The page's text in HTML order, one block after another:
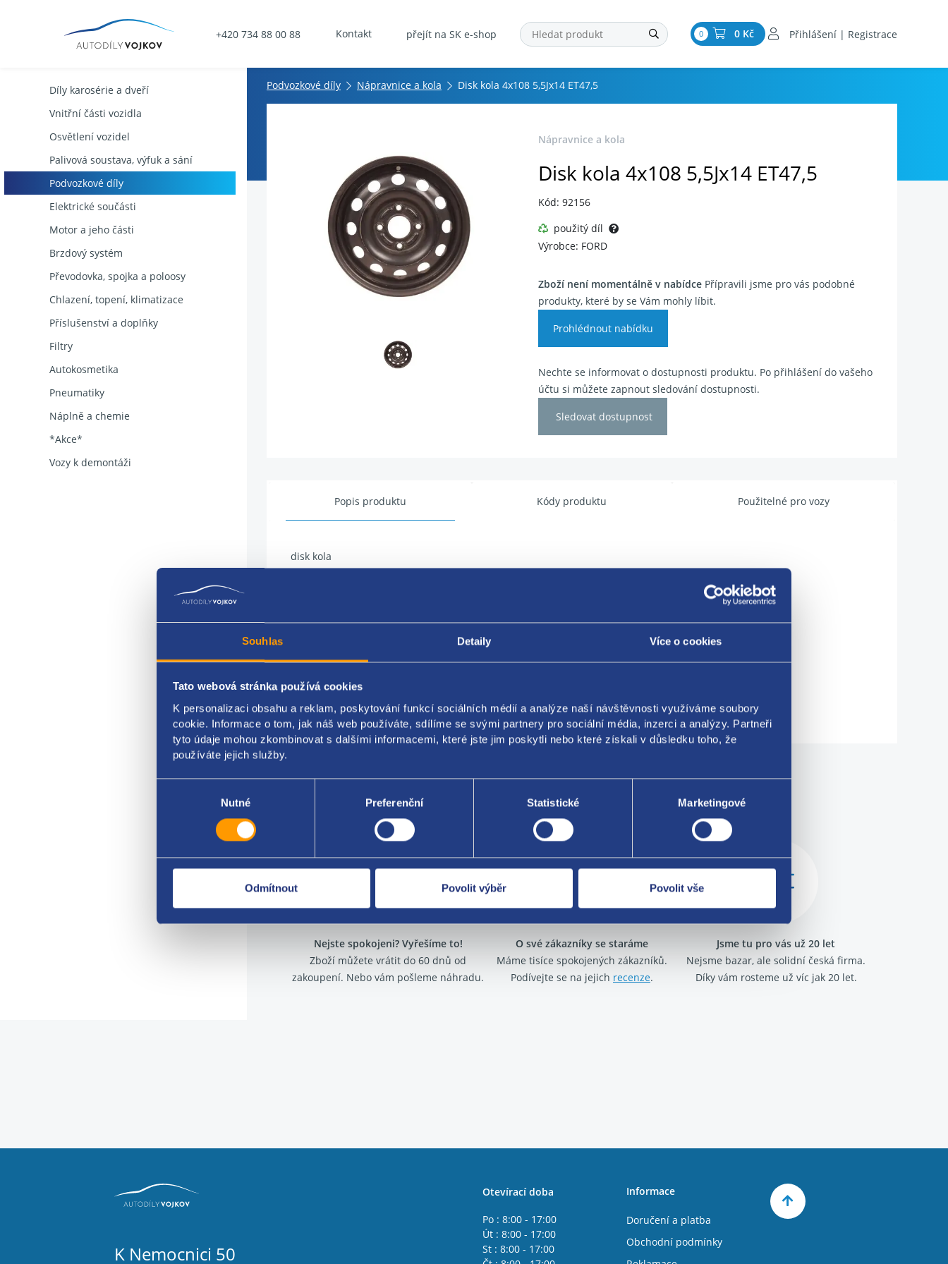
Souhlas Detaily Více o cookies
Tato webová stránka používá cookies
K personalizaci obsahu a reklam, poskytování funkcí sociálních médií a analýze naší návštěvnosti využíváme soubory
cookie. Informace o tom, jak náš web používáte, sdílíme se svými partnery pro sociální média, inzerci a analýzy. Partneři
tyto údaje mohou zkombinovat s dalšími informacemi, které jste jim poskytli nebo které získali v důsledku toho, že
používáte jejich služby.
Nutné Preferenční Statistické Marketingové
Odmítnout Povolit výběr Povolit vše
+420 734 88 00 88 Kontakt přejít na SK e-shop 0 0 Kč Přihlášení | Registrace
Díly karosérie a dveří
Vnitřní části vozidla
Osvětlení vozidel
Palivová soustava, výfuk a sání
Podvozkové díly
Elektrické součásti
Motor a jeho části
Brzdový systém
Převodovka, spojka a poloosy
Chlazení, topení, klimatizace
Příslušenství a doplňky
Filtry
Autokosmetika
Pneumatiky
Náplně a chemie
*Akce*
Vozy k demontáži
Podvozkové díly Nápravnice a kola Disk kola 4x108 5,5Jx14 ET47,5
Nápravnice a kola
Disk kola 4x108 5,5Jx14 ET47,5
Kód: 92156
použitý díl
Výrobce: FORD
Zboží není momentálně v nabídcePřípravili jsme pro vás podobné
produkty, které by se Vám mohly líbit.
Prohlédnout nabídku
Nechte se informovat o dostupnosti produktu. Po přihlášení do vašeho
účtu si můžete zapnout sledování dostupnosti.
Sledovat dostupnost
Popis produktu Kódy produktu Použitelné pro vozy
disk kola
Za kvalitu ručíme!
Nejste spokojeni? Vyřešíme to!
Zboží můžete vrátit do 60 dnů od
zakoupení. Nebo vám pošleme náhradu.
O své zákazníky se staráme
Máme tisíce spokojených zákazníků.
Podívejte se na jejich recenze.
Jsme tu pro vás už 20 let
Nejsme bazar, ale solidní česká firma.
Díky vám rosteme už víc jak 20 let.
K Nemocnici 50
Otevírací doba
Po : 8:00 - 17:00
Út : 8:00 - 17:00
St : 8:00 - 17:00
Informace
Doručení a platba
Obchodní podmínky